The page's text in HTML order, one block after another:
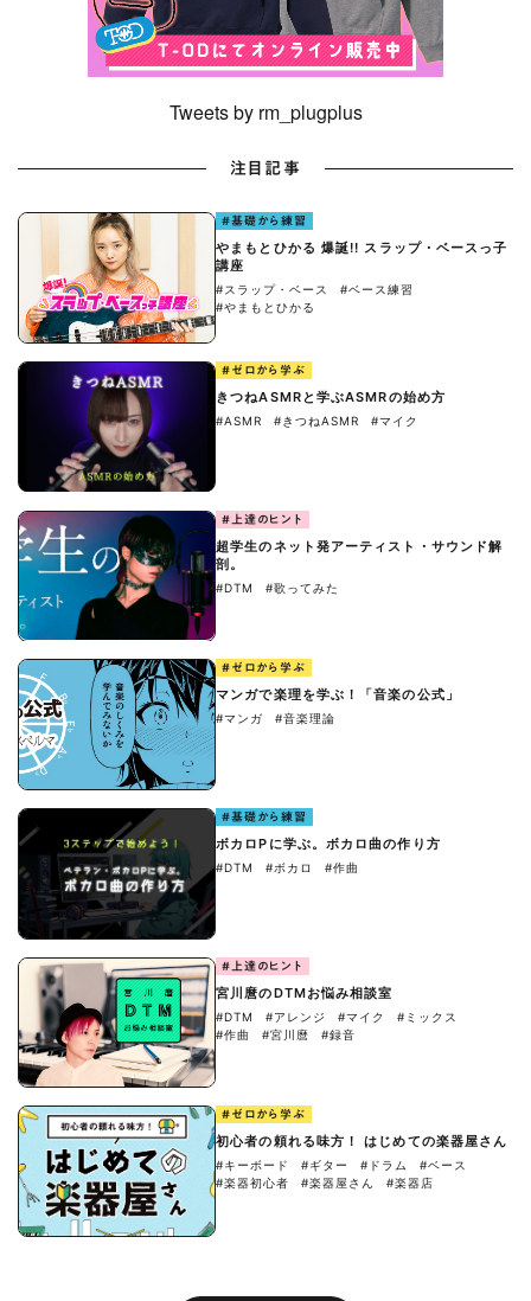
Tweets by rm_plugplus
注目記事
#基礎から練習
やまもとひかる 爆誕!! スラップ・ベースっ子
講座
#スラップ・ベース
#ベース練習
#やまもとひかる
#ゼロから学ぶ
きつねASMRと学ぶASMRの始め方
#ASMR #きつねASMR #マイク
#上達のヒント
超学生のネット発アーティスト・サウンド解
剖。
#DTM #歌ってみた
#ゼロから学ぶ
マンガで楽理を学ぶ！「音楽の公式」
#マンガ #音楽理論
#基礎から練習
ボカロPに学ぶ。ボカロ曲の作り方
#DTM #ボカロ #作曲
#上達のヒント
宮川麿のDTMお悩み相談室
#DTM #アレンジ #マイク
#ミックス
#作曲
#宮川麿 #録音
#ゼロから学ぶ
初心者の頼れる味方！ はじめての楽器屋さん
#キーボード #ギター #ドラム
#ベース
#楽器初心者
#楽器屋さん #楽器店